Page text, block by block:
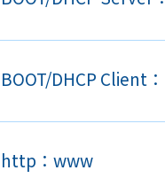
BOOT/DHCP Client
http：www